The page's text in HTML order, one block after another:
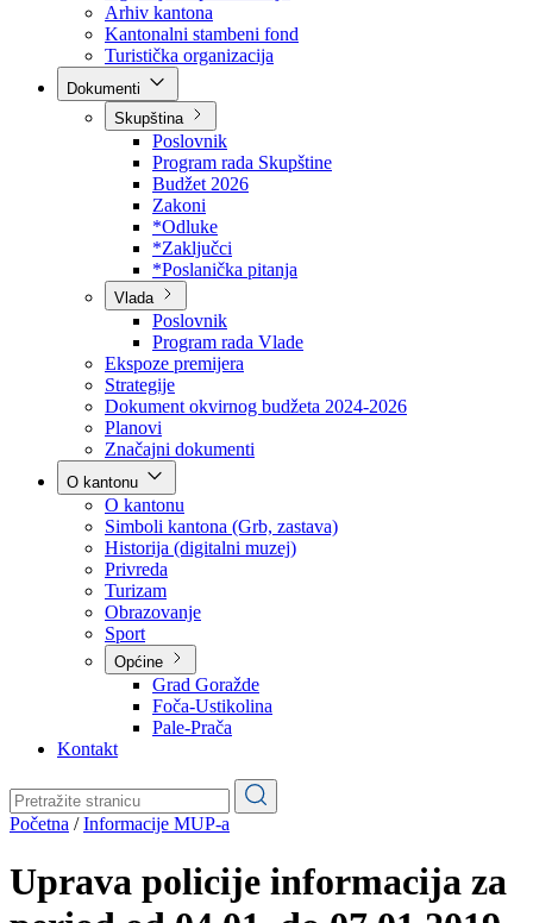
BPK šume
RTV BPK
Agencija za privatizaciju
Arhiv kantona
Kantonalni stambeni fond
Turistička organizacija
Skupština
Poslovnik
Program rada Skupštine
Budžet 2026
Zakoni
*Odluke
*Zaključci
*Poslanička pitanja
Vlada
Poslovnik
Program rada Vlade
Ekspoze premijera
Strategije
Dokument okvirnog budžeta 2024-2026
Planovi
Značajni dokumenti
O kantonu
O kantonu
Simboli kantona (Grb, zastava)
Historija (digitalni muzej)
Privreda
Turizam
Obrazovanje
Općine
Pale-Prača
Kontakt
Početna/Informacije MUP-a